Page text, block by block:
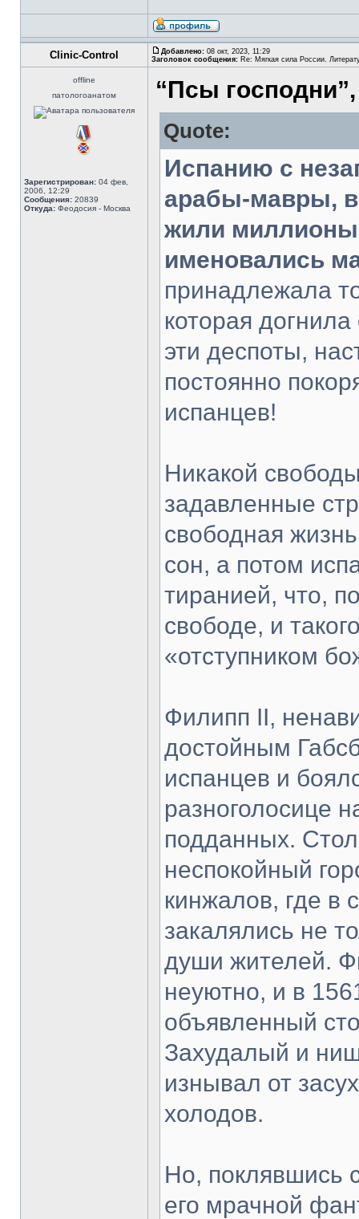
Clinic-Control Добавлено: 08 окт, 2023, 11:29
Заголовок сообщения: Re: Мягкая сила России.
offline
патологоанатом
Зарегистрирован: 04 фев,
2006, 12:29
Сообщения: 20839
Откуда: Феодосия - Москва
“Псы господни”,
Quote:
Испанию с
арабы-мавры, в
жили миллионы
именовались
принадлежала
которая
эти деспоты,
постоянно
испанцев!
Никакой
задавленные
свободная
сон, а потом
тиранией, что,
свободе, и
«отступником
Филипп II,
достойным
испанцев и
разноголосице
подданных.
неспокойный
кинжалов, где в
закалялись не
души жителей.
неуютно, и в
объявленный
Захудалый и
изнывал от
холодов.
Но, поклявшись
его мрачной